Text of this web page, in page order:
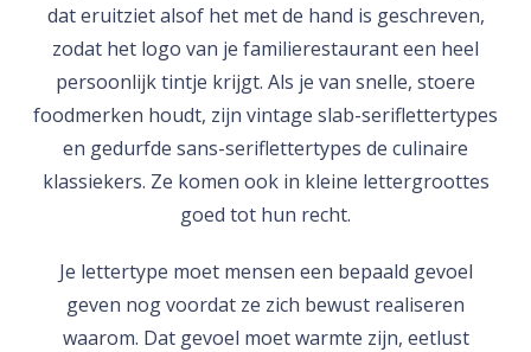
dat eruitziet alsof het met de hand is geschreven,
zodat het logo van je familierestaurant een heel
persoonlijk tintje krijgt. Als je van snelle, stoere
foodmerken houdt, zijn vintage slab-seriflettertypes
en gedurfde sans-seriflettertypes de culinaire
klassiekers. Ze komen ook in kleine lettergroottes
goed tot hun recht.
Je lettertype moet mensen een bepaald gevoel
geven nog voordat ze zich bewust realiseren
waarom. Dat gevoel moet warmte zijn, eetlust